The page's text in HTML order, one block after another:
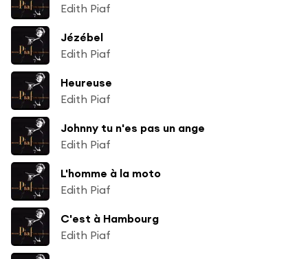
Edith Piaf
Jézébel
Edith Piaf
Heureuse
Edith Piaf
Johnny tu n'es pas un ange
Edith Piaf
L'homme à la moto
Edith Piaf
C'est à Hambourg
Edith Piaf